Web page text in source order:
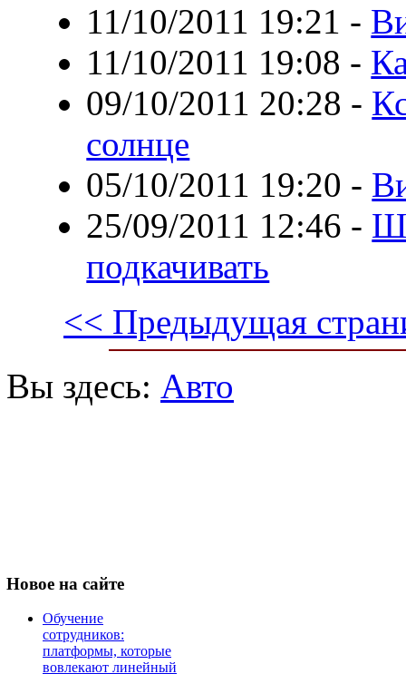
11/10/2011 19:21 -
11/10/2011 19:08 -
09/10/2011 20:28 -
солнце
05/10/2011 19:20 -
25/09/2011 12:46 -
подкачивать
<< Предыдущая
Вы здесь: Авто
Новое на сайте
Обучение
сотрудников:
платформы, которые
вовлекают линейный